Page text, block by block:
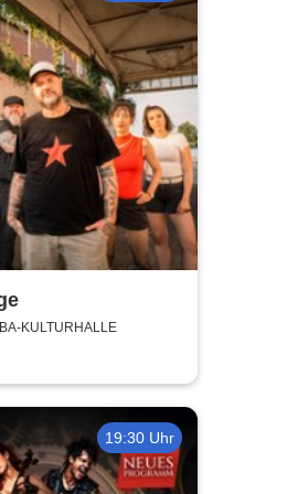
KULTURHALLE
19:30 Uhr